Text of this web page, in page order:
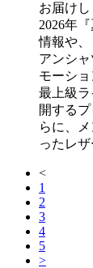
お届け
2026年
情報や
アンシ
モーシ
最上級
開する
らに、
ったレ
<
1
2
3
4
5
>